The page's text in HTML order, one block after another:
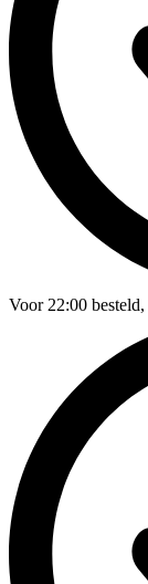
Voor22:00 besteld,